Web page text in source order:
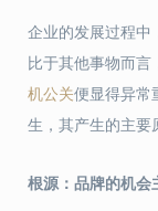
企业的发展过程中
比于其他事物而言
机公关便显得异常
生，其产生的主要
根源：品牌的机会